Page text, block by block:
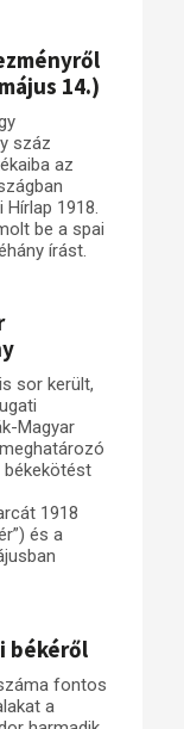
14.)
száz
az
Hírlap 1918.
be a spai
írást.
sor került,
Magyar
1918
és a
békéről
fontos
a